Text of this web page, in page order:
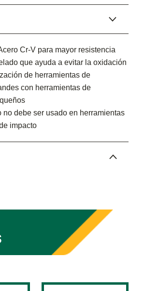
Cr-V para mayor resistencia
que ayuda a evitar la oxidación
de herramientas de
con herramientas de
no debe ser usado en herramientas
impacto